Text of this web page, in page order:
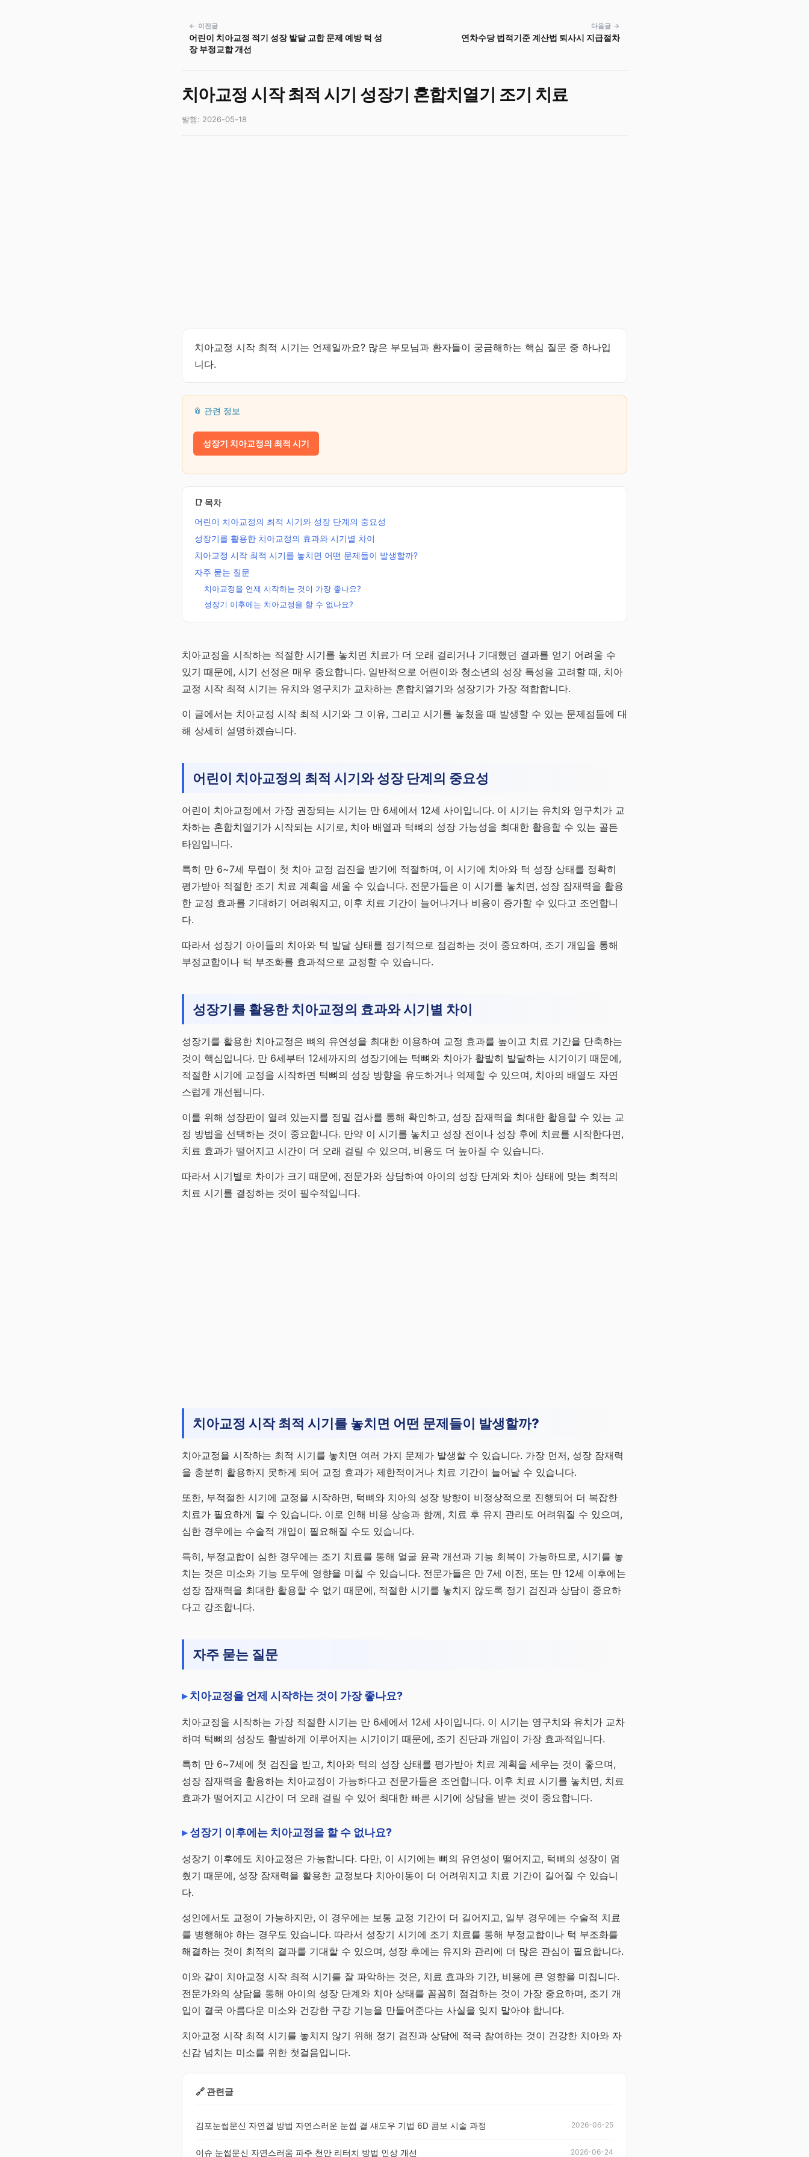
← 이전글
어린이 치아교정 적기 성장 발달 교합 문제 예방 턱 성
장 부정교합 개선
다음글 →
연차수당 법적기준 계산법 퇴사시 지급절차
치아교정 시작 최적 시기 성장기 혼합치열기 조기 치료
발행: 2026-05-18
치아교정 시작 최적 시기는 언제일까요? 많은 부모님과 환자들이 궁금해하는 핵심 질문 중 하나입
니다.
📎 관련 정보
성장기 치아교정의 최적 시기
📑 목차
어린이 치아교정의 최적 시기와 성장 단계의 중요성
성장기를 활용한 치아교정의 효과와 시기별 차이
치아교정 시작 최적 시기를 놓치면 어떤 문제들이 발생할까?
자주 묻는 질문
치아교정을 언제 시작하는 것이 가장 좋나요?
성장기 이후에는 치아교정을 할 수 없나요?
노후준비 연금전략
국민·퇴직·개인·주택연금으
로 만드는 평생 월급 전략
채널 바로가기
치아교정을 시작하는 적절한 시기를 놓치면 치료가 더 오래 걸리거나 기대했던 결과를 얻기 어려울 수
있기 때문에, 시기 선정은 매우 중요합니다. 일반적으로 어린이와 청소년의 성장 특성을 고려할 때, 치아
교정 시작 최적 시기는 유치와 영구치가 교차하는 혼합치열기와 성장기가 가장 적합합니다.
이 글에서는 치아교정 시작 최적 시기와 그 이유, 그리고 시기를 놓쳤을 때 발생할 수 있는 문제점들에 대
해 상세히 설명하겠습니다.
어린이 치아교정의 최적 시기와 성장 단계의 중요성
어린이 치아교정에서 가장 권장되는 시기는 만 6세에서 12세 사이입니다. 이 시기는 유치와 영구치가 교
차하는 혼합치열기가 시작되는 시기로, 치아 배열과 턱뼈의 성장 가능성을 최대한 활용할 수 있는 골든
타임입니다.
특히 만 6~7세 무렵이 첫 치아 교정 검진을 받기에 적절하며, 이 시기에 치아와 턱 성장 상태를 정확히
평가받아 적절한 조기 치료 계획을 세울 수 있습니다. 전문가들은 이 시기를 놓치면, 성장 잠재력을 활용
한 교정 효과를 기대하기 어려워지고, 이후 치료 기간이 늘어나거나 비용이 증가할 수 있다고 조언합니
다.
따라서 성장기 아이들의 치아와 턱 발달 상태를 정기적으로 점검하는 것이 중요하며, 조기 개입을 통해
부정교합이나 턱 부조화를 효과적으로 교정할 수 있습니다.
성장기를 활용한 치아교정의 효과와 시기별 차이
성장기를 활용한 치아교정은 뼈의 유연성을 최대한 이용하여 교정 효과를 높이고 치료 기간을 단축하는
것이 핵심입니다. 만 6세부터 12세까지의 성장기에는 턱뼈와 치아가 활발히 발달하는 시기이기 때문에,
적절한 시기에 교정을 시작하면 턱뼈의 성장 방향을 유도하거나 억제할 수 있으며, 치아의 배열도 자연
스럽게 개선됩니다.
이를 위해 성장판이 열려 있는지를 정밀 검사를 통해 확인하고, 성장 잠재력을 최대한 활용할 수 있는 교
정 방법을 선택하는 것이 중요합니다. 만약 이 시기를 놓치고 성장 전이나 성장 후에 치료를 시작한다면,
치료 효과가 떨어지고 시간이 더 오래 걸릴 수 있으며, 비용도 더 높아질 수 있습니다.
따라서 시기별로 차이가 크기 때문에, 전문가와 상담하여 아이의 성장 단계와 치아 상태에 맞는 최적의
치료 시기를 결정하는 것이 필수적입니다.
치아교정 시작 최적 시기를 놓치면 어떤 문제들이 발생할까?
치아교정을 시작하는 최적 시기를 놓치면 여러 가지 문제가 발생할 수 있습니다. 가장 먼저, 성장 잠재력
을 충분히 활용하지 못하게 되어 교정 효과가 제한적이거나 치료 기간이 늘어날 수 있습니다.
또한, 부적절한 시기에 교정을 시작하면, 턱뼈와 치아의 성장 방향이 비정상적으로 진행되어 더 복잡한
치료가 필요하게 될 수 있습니다. 이로 인해 비용 상승과 함께, 치료 후 유지 관리도 어려워질 수 있으며,
심한 경우에는 수술적 개입이 필요해질 수도 있습니다.
특히, 부정교합이 심한 경우에는 조기 치료를 통해 얼굴 윤곽 개선과 기능 회복이 가능하므로, 시기를 놓
치는 것은 미소와 기능 모두에 영향을 미칠 수 있습니다. 전문가들은 만 7세 이전, 또는 만 12세 이후에는
성장 잠재력을 최대한 활용할 수 없기 때문에, 적절한 시기를 놓치지 않도록 정기 검진과 상담이 중요하
다고 강조합니다.
자주 묻는 질문
치아교정을 언제 시작하는 것이 가장 좋나요?
치아교정을 시작하는 가장 적절한 시기는 만 6세에서 12세 사이입니다. 이 시기는 영구치와 유치가 교차
하며 턱뼈의 성장도 활발하게 이루어지는 시기이기 때문에, 조기 진단과 개입이 가장 효과적입니다.
특히 만 6~7세에 첫 검진을 받고, 치아와 턱의 성장 상태를 평가받아 치료 계획을 세우는 것이 좋으며,
성장 잠재력을 활용하는 치아교정이 가능하다고 전문가들은 조언합니다. 이후 치료 시기를 놓치면, 치료
효과가 떨어지고 시간이 더 오래 걸릴 수 있어 최대한 빠른 시기에 상담을 받는 것이 중요합니다.
성장기 이후에는 치아교정을 할 수 없나요?
성장기 이후에도 치아교정은 가능합니다. 다만, 이 시기에는 뼈의 유연성이 떨어지고, 턱뼈의 성장이 멈
췄기 때문에, 성장 잠재력을 활용한 교정보다 치아이동이 더 어려워지고 치료 기간이 길어질 수 있습니
다.
성인에서도 교정이 가능하지만, 이 경우에는 보통 교정 기간이 더 길어지고, 일부 경우에는 수술적 치료
를 병행해야 하는 경우도 있습니다. 따라서 성장기 시기에 조기 치료를 통해 부정교합이나 턱 부조화를
해결하는 것이 최적의 결과를 기대할 수 있으며, 성장 후에는 유지와 관리에 더 많은 관심이 필요합니다.
이와 같이 치아교정 시작 최적 시기를 잘 파악하는 것은, 치료 효과와 기간, 비용에 큰 영향을 미칩니다.
전문가와의 상담을 통해 아이의 성장 단계와 치아 상태를 꼼꼼히 점검하는 것이 가장 중요하며, 조기 개
입이 결국 아름다운 미소와 건강한 구강 기능을 만들어준다는 사실을 잊지 말아야 합니다.
치아교정 시작 최적 시기를 놓치지 않기 위해 정기 검진과 상담에 적극 참여하는 것이 건강한 치아와 자
신감 넘치는 미소를 위한 첫걸음입니다.
🔗 관련글
김포눈썹문신 자연결 방법 자연스러운 눈썹 결 섀도우 기법 6D 콤보 시술 과정 2026-06-25
이슈 눈썹문신 자연스러움 파주 천안 리터치 방법 인상 개선 2026-06-24